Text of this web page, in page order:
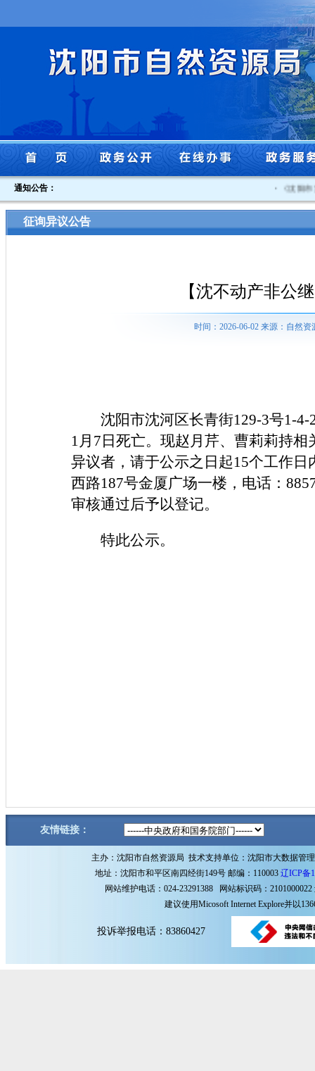
通知公告： 《沈阳市
征询异议公告
【沈不动产非公
时间：2026-06-02 来源：自然
沈阳市沈河区长青街129-3号1-
1月7日死亡。现赵月芹、曹莉莉持
异议者，请于公示之日起15个工作
西路187号金厦广场一楼，电话：
审核通过后予以登记。
特此公示。
友情链接：
主办：沈阳市自然资源局 技术支持单位：沈阳市大数据管
地址：沈阳市和平区南四经街149号 邮编：110003 辽ICP备
网站维护电话：024-23291388 网站标识码：2101000022
建议使用Micosoft Internet Explore并以
投诉举报电话：83860427